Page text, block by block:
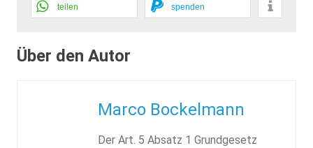
teilen spenden
Über den Autor
Marco Bockelmann
Der Art. 5 Absatz 1 Grundgesetz